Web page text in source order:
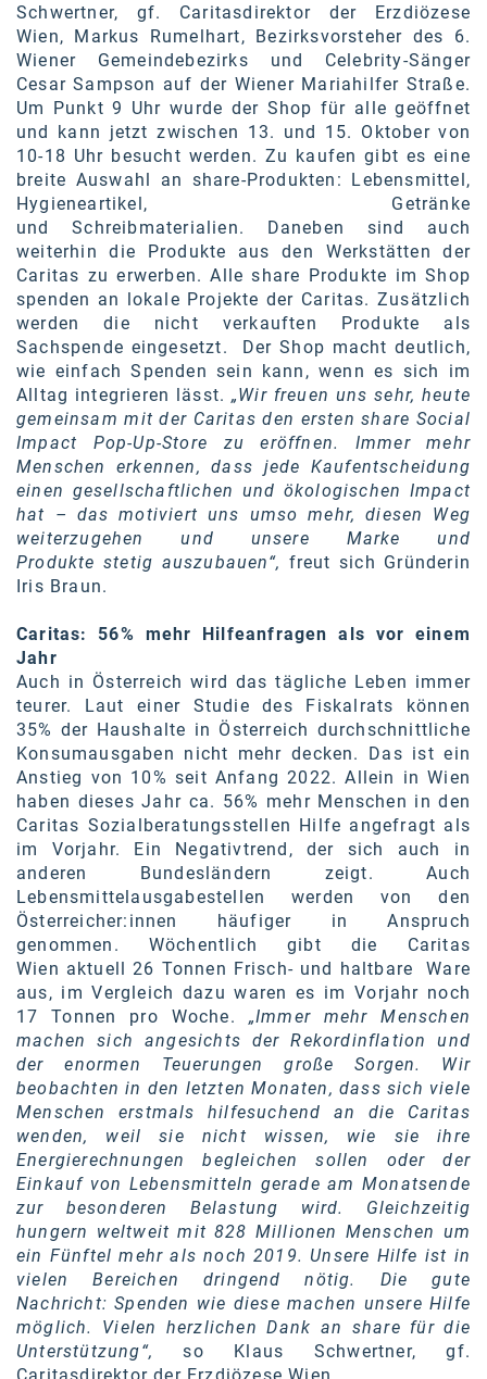
TheVentury
VELUX
vivo
WALTER GROUP
WEB Windenergie AG
WEconomy - Diversity works!
Calle Libre
ÖZSV
Media
Kontakt
Schwertner, gf. Caritasdirektor der Erzdiözese
Wien, Markus Rumelhart, Bezirksvorsteher des 6.
Wiener Gemeindebezirks und Celebrity-Sänger
Cesar Sampson auf der Wiener Mariahilfer Straße.
Um Punkt 9 Uhr wurde der Shop für alle geöffnet
und kann jetzt zwischen 13. und 15. Oktober von
10-18 Uhr besucht werden. Zu kaufen gibt es eine
breite Auswahl an share-Produkten: Lebensmittel,
Hygieneartikel, Getränke
und Schreibmaterialien. Daneben sind auch
weiterhin die Produkte aus den Werkstätten der
Caritas zu erwerben. Alle share Produkte im Shop
spenden an lokale Projekte der Caritas. Zusätzlich
werden die nicht verkauften Produkte als
Sachspende eingesetzt. Der Shop macht deutlich,
wie einfach Spenden sein kann, wenn es sich im
Alltag integrieren lässt. „Wir freuen uns sehr, heute
gemeinsam mit der Caritas den ersten share Social
Impact Pop-Up-Store zu eröffnen. Immer mehr
Menschen erkennen, dass jede Kaufentscheidung
einen gesellschaftlichen und ökologischen Impact
hat – das motiviert uns umso mehr, diesen Weg
weiterzugehen und unsere Marke und
Produkte stetig auszubauen“, freut sich Gründerin
Iris Braun.
Caritas: 56% mehr Hilfeanfragen als vor einem
Jahr
Auch in Österreich wird das tägliche Leben immer
teurer. Laut einer Studie des Fiskalrats können
35% der Haushalte in Österreich durchschnittliche
Konsumausgaben nicht mehr decken. Das ist ein
Anstieg von 10% seit Anfang 2022. Allein in Wien
haben dieses Jahr ca. 56% mehr Menschen in den
Caritas Sozialberatungsstellen Hilfe angefragt als
im Vorjahr. Ein Negativtrend, der sich auch in
anderen Bundesländern zeigt. Auch
Lebensmittelausgabestellen werden von den
Österreicher:innen häufiger in Anspruch
genommen. Wöchentlich gibt die Caritas
Wien aktuell 26 Tonnen Frisch- und haltbare Ware
aus, im Vergleich dazu waren es im Vorjahr noch
17 Tonnen pro Woche. „Immer mehr Menschen
machen sich angesichts der Rekordinflation und
der enormen Teuerungen große Sorgen. Wir
beobachten in den letzten Monaten, dass sich viele
Menschen erstmals hilfesuchend an die Caritas
wenden, weil sie nicht wissen, wie sie ihre
Energierechnungen begleichen sollen oder der
Einkauf von Lebensmitteln gerade am Monatsende
zur besonderen Belastung wird. Gleichzeitig
hungern weltweit mit 828 Millionen Menschen um
ein Fünftel mehr als noch 2019. Unsere Hilfe ist in
vielen Bereichen dringend nötig. Die gute
Nachricht: Spenden wie diese machen unsere Hilfe
möglich. Vielen herzlichen Dank an share für die
Unterstützung“,so Klaus Schwertner, gf.
Caritasdirektor der Erzdiözese Wien.